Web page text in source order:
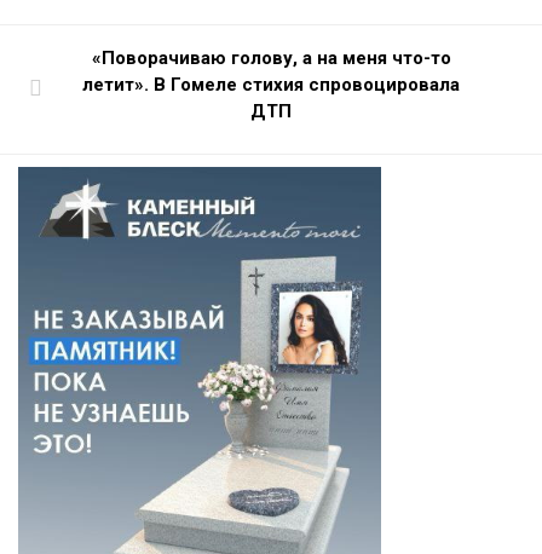
«Поворачиваю голову, а на меня что-то
летит». В Гомеле стихия спровоцировала
ДТП